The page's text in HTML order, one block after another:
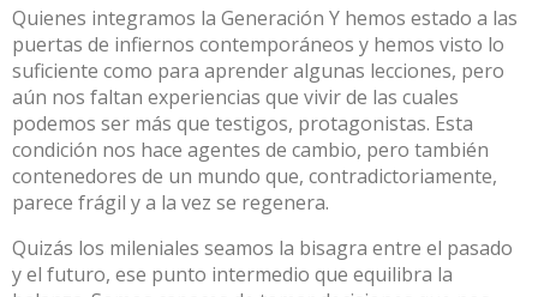
Quienes integramos la Generación Y hemos estado a las
puertas de infiernos contemporáneos y hemos visto lo
suficiente como para aprender algunas lecciones, pero
aún nos faltan experiencias que vivir de las cuales
podemos ser más que testigos, protagonistas. Esta
condición nos hace agentes de cambio, pero también
contenedores de un mundo que, contradictoriamente,
parece frágil y a la vez se regenera.
Quizás los mileniales seamos la bisagra entre el pasado
y el futuro, ese punto intermedio que equilibra la